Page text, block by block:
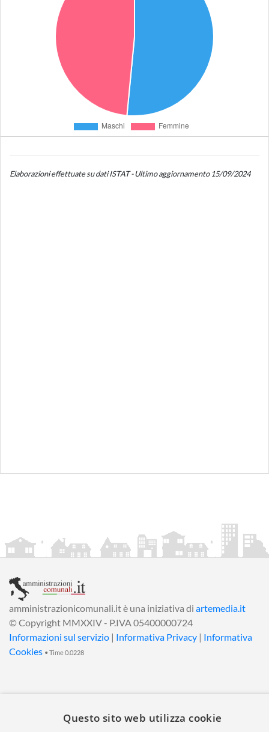
Elaborazioni effettuate su dati ISTAT - Ultimo aggiornamento 15/09/2024
amministrazionicomunali.it è una iniziativa di artemedia.it
© Copyright MMXXIV - P.IVA 05400000724
Informazioni sul servizio | Informativa Privacy | Informativa
Cookies • Time 0.0228
Questo sito web utilizza cookie